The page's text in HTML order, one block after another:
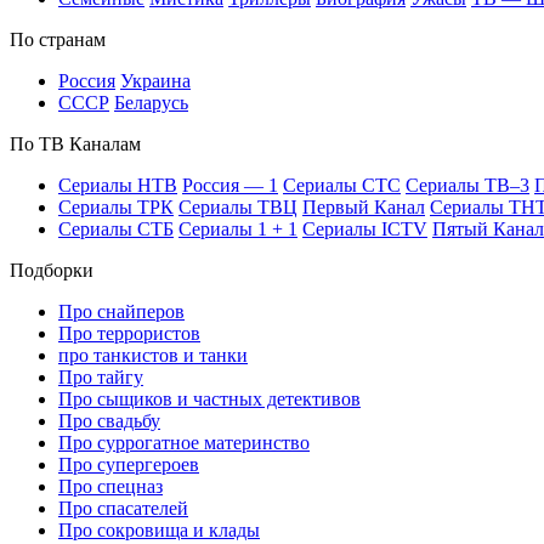
По стра­нам
Рос­сия Ук­раи­на
СССР Бе­ла­русь
По ТВ Ка­на­лам
Се­риа­лы НТВ Рос­сия — 1 Се­риа­лы СТС Се­риа­лы ТВ–3
Се­риа­лы ТРК Се­риа­лы ТВЦ Пер­вый Ка­нал Се­риа­лы
Се­риа­лы СТБ Се­риа­лы 1 + 1 Се­риа­лы ICTV Пя­тый Ка­нал
Подборки
Про снайперов
Про террористов
про танкистов и танки
Про тайгу
Про сыщиков и частных детективов
Про свадьбу
Про суррогатное материнство
Про супергероев
Про спецназ
Про спасателей
Про сокровища и клады